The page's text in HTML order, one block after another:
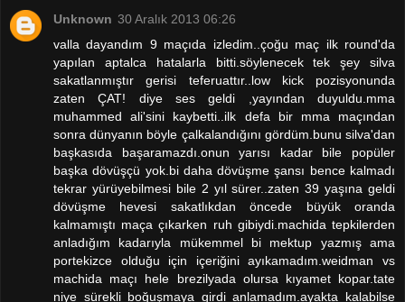
Unknown 30 Aralık 2013 06:26
valla dayandım 9 maçıda izledim..çoğu maç ilk round'da
yapılan aptalca hatalarla bitti.söylenecek tek şey silva
sakatlanmıştır gerisi teferuattır..low kick pozisyonunda
zaten ÇAT! diye ses geldi ,yayından duyuldu.mma
muhammed ali'sini kaybetti..ilk defa bir mma maçından
sonra dünyanın böyle çalkalandığını gördüm.bunu silva'dan
başkasıda başaramazdı.onun yarısı kadar bile popüler
başka dövüşçü yok.bi daha dövüşme şansı bence kalmadı
tekrar yürüyebilmesi bile 2 yıl sürer..zaten 39 yaşına geldi
dövüşme hevesi sakatlıkdan öncede büyük oranda
kalmamıştı maça çıkarken ruh gibiydi.machida tepkilerden
anladığım kadarıyla mükemmel bi mektup yazmış ama
portekizce olduğu için içeriğini ayıkamadım.weidman vs
machida maçı hele brezilyada olursa kıyamet kopar.tate
niye sürekli boğuşmaya girdi anlamadım.ayakta kalabilse